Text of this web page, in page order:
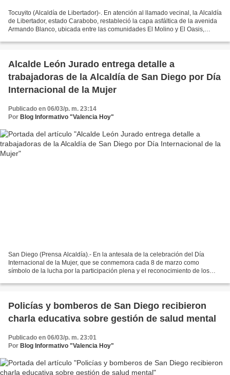
Tocuyito (Alcaldía de Libertador)-. En atención al llamado vecinal, la Alcaldía
de Libertador, estado Carabobo, restableció la capa asfáltica de la avenida
Armando Blanco, ubicada entre las comunidades El Molino y El Oasis,
Alcalde León Jurado entrega detalle a
trabajadoras de la Alcaldía de San Diego por Día
Internacional de la Mujer
Publicado en 06/03/p. m. 23:14
Por Blog Informativo "Valencia Hoy"
San Diego (Prensa Alcaldía).- En la antesala de la celebración del Día
Internacional de la Mujer, que se conmemora cada 8 de marzo como
símbolo de la lucha por la participación plena y el reconocimiento de los
Policías y bomberos de San Diego recibieron
charla educativa sobre gestión de salud mental
Publicado en 06/03/p. m. 23:01
Por Blog Informativo "Valencia Hoy"